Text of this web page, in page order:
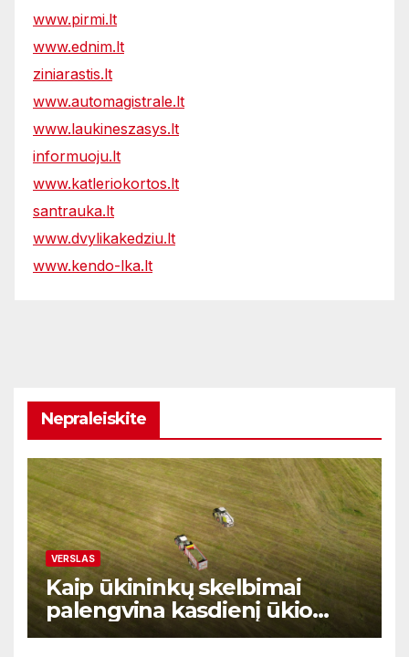
www.pirmi.lt
www.ednim.lt
ziniarastis.lt
www.automagistrale.lt
www.laukineszasys.lt
informuoju.lt
www.katleriokortos.lt
santrauka.lt
www.dvylikakedziu.lt
www.kendo-lka.lt
Nepraleiskite
VERSLAS
Kaip ūkininkų skelbimai
palengvina kasdienį ūkio
prekių ir paslaugų valdymą